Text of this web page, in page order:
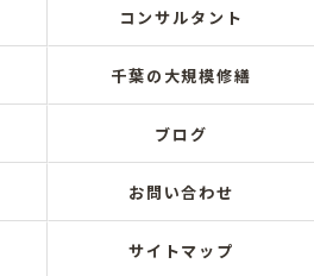
コンサルタント
千葉の大規模修繕
ブログ
お問い合わせ
サイトマップ